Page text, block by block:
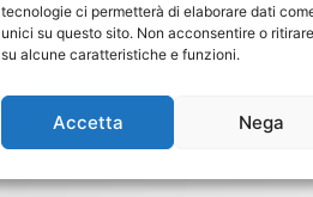
tecnologie ci permetterà di elaborare dati
unici su questo sito. Non acconsentire o
su alcune caratteristiche e funzioni.
Accetta Nega